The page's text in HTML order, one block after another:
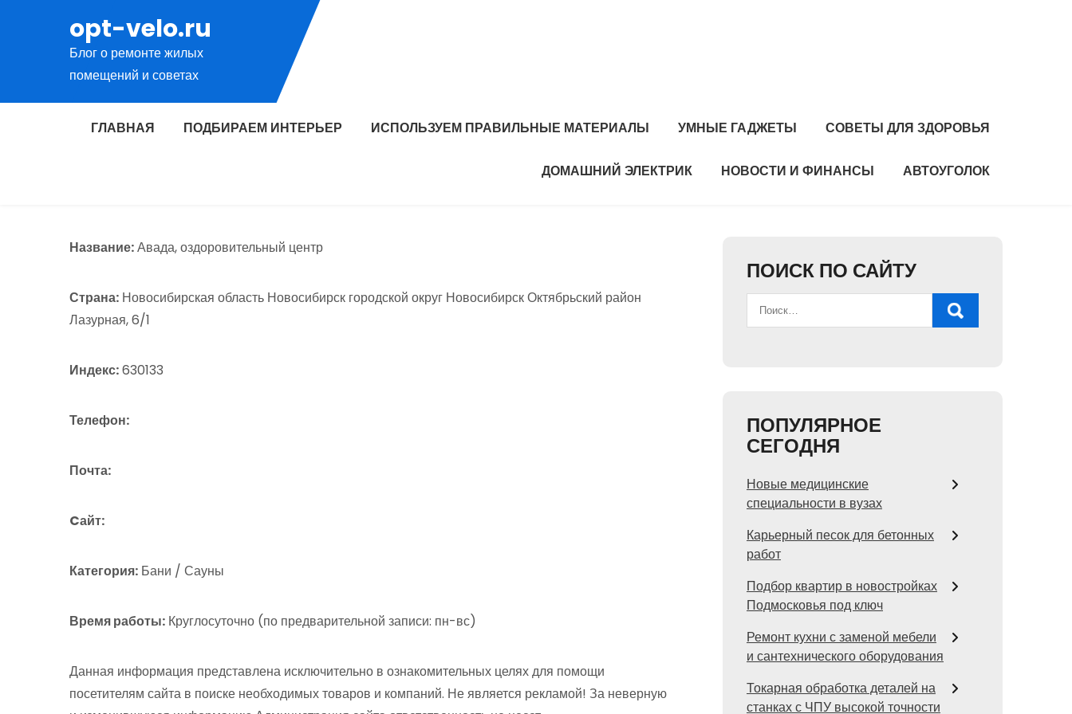
содержимому
opt-velo.ru
Блог о ремонте жилых
помещений и советах
ГЛАВНАЯ ПОДБИРАЕМ ИНТЕРЬЕР ИСПОЛЬЗУЕМ ПРАВИЛЬНЫЕ МАТЕРИАЛЫ УМНЫЕ ГАДЖЕТЫ СОВЕТЫ ДЛЯ ЗДОРОВЬЯ
ДОМАШНИЙ ЭЛЕКТРИК НОВОСТИ И ФИНАНСЫ АВТОУГОЛОК
Название:Авада, оздоровительный центр
Страна: Новосибирская область Новосибирск городской округ Новосибирск Октябрьский район
Лазурная, 6/1
Индекс:630133
Телефон:
Почта:
Cайт:
Категория: Бани / Сауны
Время работы: Круглосуточно (по предварительной записи: пн-вс)
Данная информация представлена исключительно в ознакомительных целях для помощи
посетителям сайта в поиске необходимых товаров и компаний. Не является рекламой! За неверную
ПОИСК ПО САЙТУ
ПОПУЛЯРНОЕ
СЕГОДНЯ
Новые медицинские
специальности в вузах
Карьерный песок для бетонных
работ
Подбор квартир в новостройках
Подмосковья под ключ
Ремонт кухни с заменой мебели
и сантехнического оборудования
Токарная обработка деталей на
станках с ЧПУ высокой точности